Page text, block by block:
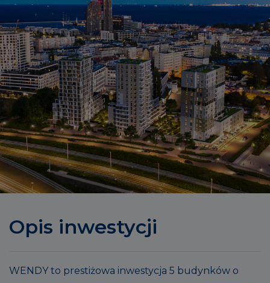
Opis inwestycji
WENDY to prestiżowa inwestycja 5 budynków o